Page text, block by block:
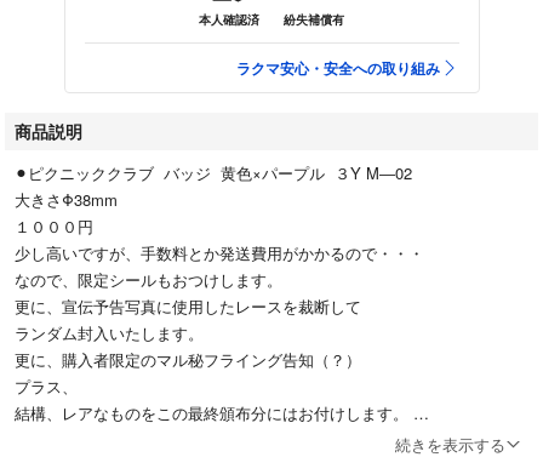
本人確認済 紛失補償有
ラクマ安心・安全への取り組み
商品説明
⚫︎ピクニッククラブ バッジ 黄色×パープル ３Y M―02
大きさΦ38mm
１０００円
少し高いですが、手数料とか発送費用がかかるので・・・
なので、限定シールもおつけします。
更に、宣伝予告写真に使用したレースを裁断して
ランダム封入いたします。
更に、購入者限定のマル秘フライング告知（？）
プラス、
結構、レアなものをこの最終頒布分にはお付けします。
続きを表示する